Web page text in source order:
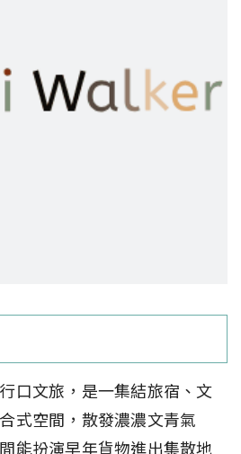
口文旅，是一集結旅宿、文
式空間，散發濃濃文青氣
能扮演早年貨物進出集散地